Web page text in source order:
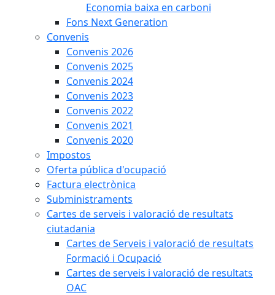
Economia baixa en carboni
Fons Next Generation
Convenis
Convenis 2026
Convenis 2025
Convenis 2024
Convenis 2023
Convenis 2022
Convenis 2021
Convenis 2020
Impostos
Oferta pública d'ocupació
Factura electrònica
Subministraments
Cartes de serveis i valoració de resultats
ciutadania
Cartes de Serveis i valoració de resultats
Formació i Ocupació
Cartes de serveis i valoració de resultats
OAC